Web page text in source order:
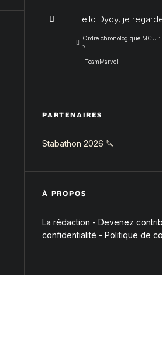
Hello Dydy, je
Ordre chronologique MCU
?
TeamMarvel
PARTENAIRES
Stabathon 2026 🔪
À PROPOS
La rédaction - Devenez
confidentialité - Politique de